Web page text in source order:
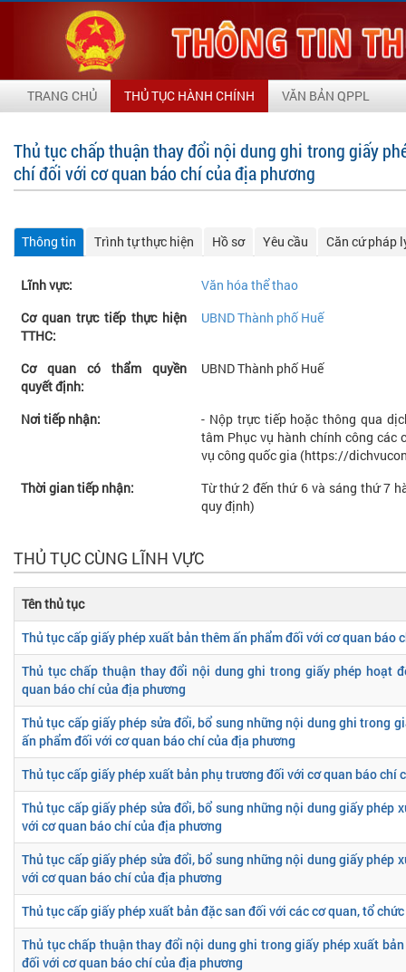
TRANG CHỦ THỦ TỤC HÀNH CHÍNH VĂN BẢN QPPL
Thủ tục chấp thuận thay đổi nội dung ghi trong giấy
chí đối với cơ quan báo chí của địa phương
Thông tin Trình tự thực hiện Hồ sơ Yêu cầu Căn cứ pháp
Lĩnh vực:
Văn hóa thể thao
Cơ quan trực tiếp thực hiện
TTHC:
UBND Thành phố Huế
Cơ quan có thẩm quyền
quyết định:
UBND Thành phố Huế
Nơi tiếp nhận:
- Nộp trực tiếp hoặc thông qua
tâm Phục vụ hành chính công các
vụ công quốc gia (https://
Thời gian tiếp nhận:
Từ thứ 2 đến thứ 6 và sáng thứ 7
quy định)
THỦ TỤC CÙNG LĨNH VỰC
Tên thủ tục
Thủ tục cấp giấy phép xuất bản thêm ấn phẩm đối với cơ quan báo
Thủ tục chấp thuận thay đổi nội dung ghi trong giấy phép hoạt
quan báo chí của địa phương
Thủ tục cấp giấy phép sửa đổi, bổ sung những nội dung ghi trong
ấn phẩm đối với cơ quan báo chí của địa phương
Thủ tục cấp giấy phép xuất bản phụ trương đối với cơ quan báo chí
Thủ tục cấp giấy phép sửa đổi, bổ sung những nội dung giấy phép
với cơ quan báo chí của địa phương
Thủ tục cấp giấy phép sửa đổi, bổ sung những nội dung giấy phép
với cơ quan báo chí của địa phương
Thủ tục cấp giấy phép xuất bản đặc san đối với các cơ quan, tổ
Thủ tục chấp thuận thay đổi nội dung ghi trong giấy phép xuất
đối với cơ quan báo chí của địa phương